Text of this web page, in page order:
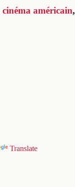
cinéma américain,
Translate